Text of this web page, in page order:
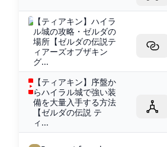
【ティアキン】ハイラ
ル城の攻略・ゼルダの
場所【ゼルダの伝説テ
ィアーズオブザキン
グ...
【ティアキン】序盤か
らハイラル城で強い装
備を大量入手する方法
【ゼルダの伝説 テ
ィ...